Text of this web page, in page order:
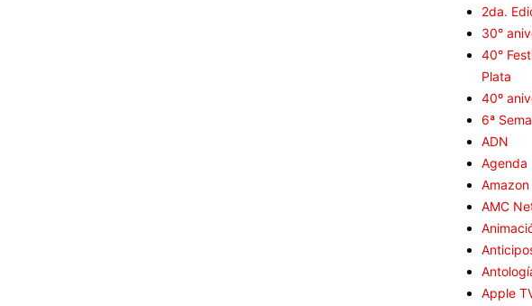
2da.
30°
40°
Plata
40º
6ª
ADN
Agenda
AMC
Apple